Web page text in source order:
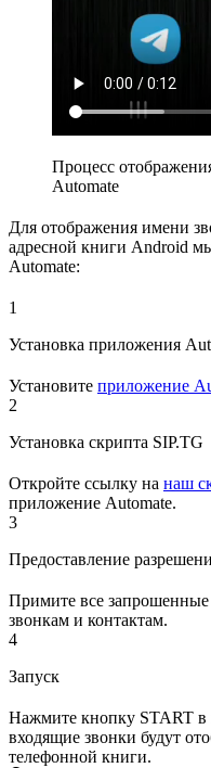
Процесс
Automate
Для отображения имени
адресной книги Android
Automate:
1
Установка приложения
Установите приложение
2
Установка скрипта SIP.TG
Откройте ссылку на наш
приложение Automate.
3
Предоставление
Примите все запрошенные
звонкам и контактам.
4
Запуск
Нажмите кнопку START в
входящие звонки будут
телефонной книги.